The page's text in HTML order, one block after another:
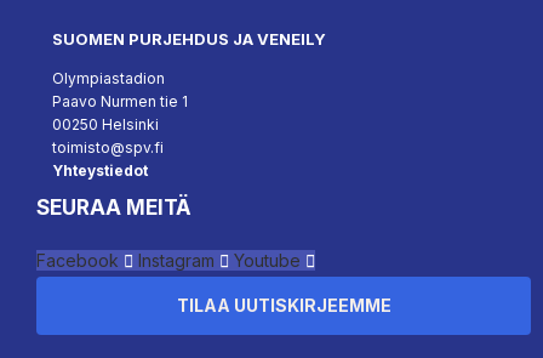
SUOMEN PURJEHDUS JA VENEILY
Olympiastadion
Paavo Nurmen tie 1
00250 Helsinki
toimisto@spv.fi
Yhteystiedot
SEURAA MEITÄ
Facebook Instagram Youtube
TILAA UUTISKIRJEEMME